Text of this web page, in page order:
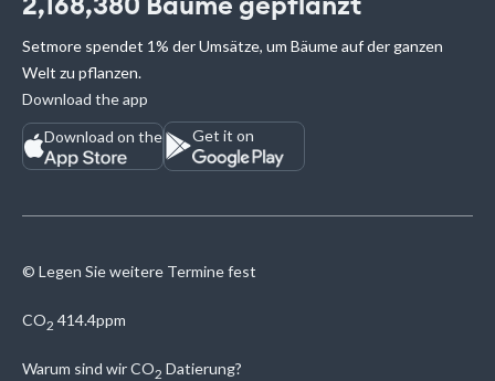
2,168,380 Bäume gepflanzt
Setmore spendet 1% der Umsätze, um Bäume auf der ganzen
Welt zu pflanzen.
Download the app
Download on the
Get it on
© Legen Sie weitere Termine fest
CO2 414.4ppm
Warum sind wirCO2 Datierung?